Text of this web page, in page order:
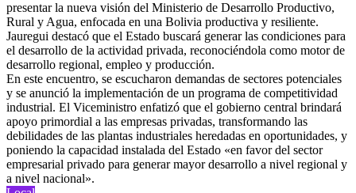
presentar la nueva visión del Ministerio de Desarrollo Productivo,
Rural y Agua, enfocada en una Bolivia productiva y resiliente.
Jauregui destacó que el Estado buscará generar las condiciones para
el desarrollo de la actividad privada, reconociéndola como motor de
desarrollo regional, empleo y producción.
En este encuentro, se escucharon demandas de sectores potenciales
y se anunció la implementación de un programa de competitividad
industrial. El Viceministro enfatizó que el gobierno central brindará
apoyo primordial a las empresas privadas, transformando las
debilidades de las plantas industriales heredadas en oportunidades, y
poniendo la capacidad instalada del Estado «en favor del sector
empresarial privado para generar mayor desarrollo a nivel regional y
a nivel nacional».